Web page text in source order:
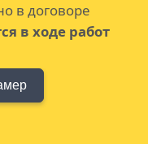
в договоре
в ходе работ